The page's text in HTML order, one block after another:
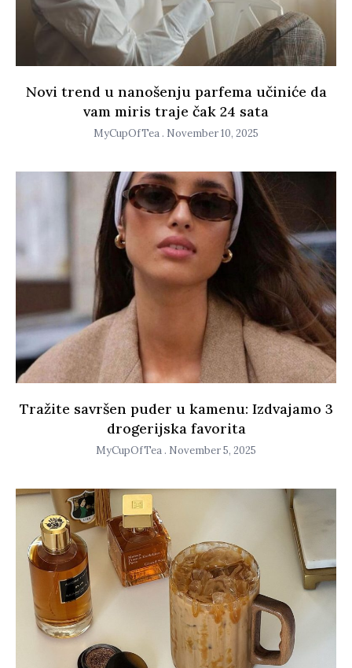
Novi trend u nanošenju parfema učiniće da
vam miris traje čak 24 sata
MyCupOfTea November 10, 2025
Tražite savršen puder u kamenu: Izdvajamo 3
drogerijska favorita
MyCupOfTea November 5, 2025